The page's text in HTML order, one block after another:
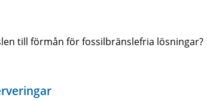
till förmån för fossilbränslefria lösningar?